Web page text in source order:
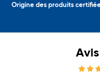
Origine des produits